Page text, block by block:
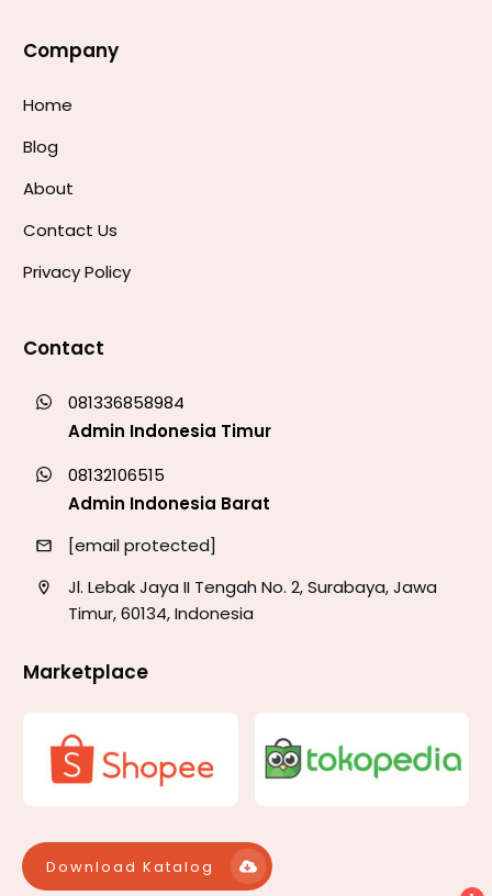
Company
Home
Blog
About
Contact Us
Privacy Policy
Contact
081336858984
Admin Indonesia Timur
08132106515
Admin Indonesia Barat
[email protected]
Jl. Lebak Jaya II Tengah No. 2, Surabaya, Jawa
Timur, 60134, Indonesia
Marketplace
Download Katalog